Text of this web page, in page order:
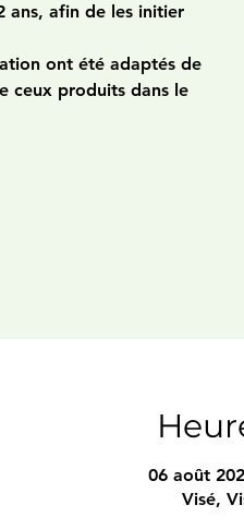
ans, afin de les initier
ont été adaptés de
ceux produits dans le
06 août
Visé,